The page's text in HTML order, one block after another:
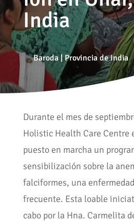
India
Baroda|Provincia de India
Durante el mes de
Holistic Health Care Centre
puesto en marcha un
sensibilización sobre la
falciformes, una
frecuente. Esta loable
cabo por la Hna. Carmelita